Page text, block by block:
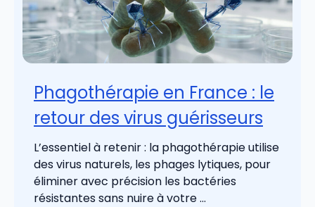
Phagothérapie en France : le
retour des virus guérisseurs
L’essentiel à retenir : la phagothérapie utilise
des virus naturels, les phages lytiques, pour
éliminer avec précision les bactéries
résistantes sans nuire à votre ...